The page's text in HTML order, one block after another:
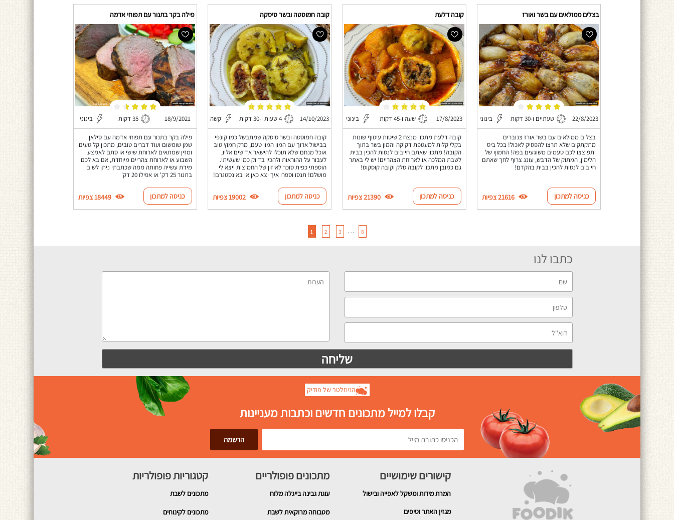
בצלים ממולאים עם בשר ואורז
22/8/2023 שעתיים ו-30 דקות בינוני
בצלים ממולאים עם בשר אורז צנוברים
מתקתקים שלא תרצו להפסיק לאכול! בכל ביס
יתפוצצו לכם טעמים משוגעים בפה! החמוץ של
הלימון, המתוק של הדבש, עונג צרוף לחך שאתם
חייבים לנסות להכין בבית בהקדם!
כניסה למתכון 21616 צפיות
קובה דלעת
17/8/2023 שעה ו-45 דקות בינוני
קובה דלעת מתכון מנצח 2 שיטות עיטוף שונות
בקלי קלות למעטפת דקיקה והמון בשר בתוך
הקובה! מתכון שאתם חייבים לנסות להכין בבית
לשבת המלכה או לארוחת הצהריים! יש לי באתר
גם כמובן מתכון לקובה סלק וקובה קוסקוס!
כניסה למתכון 21390 צפיות
קובה חמוסטה ובשר סיסקה
14/10/2023 4 שעות ו-30 דקות קשה
קובה חמוסטה ובשר סיסקה שמתבשל כמו קונפי
בבישול ארוך עם המון המון טעם, מרק חמוץ טוב
אוכל מנחם שלא תוכלו להישאר אדישים אליו,
לעבור על ההוראות ולהכין בדיוק כמו שעשיתי.
הוספתי כפית סוכר לאיזון של החמיצות ויצא לי
מושלם! תנסו וספרו איך יצא כאן או באינסטגרם!
כניסה למתכון 19002 צפיות
פילה בקר בתנור עם תפוחי אדמה
18/9/2021 35 דקות בינוני
פילה בקר בתנור עם תפוחי אדמה עם סילאן
שמן שומשום ועוד דברים טובים, מתכון קל טעים
ומזין שמתאים לארוחת שישי או סתם לאמצע
השבוע או לארוחת צהריים מיוחדת, אם בא לכם
מידת עשייה פחותה ממה שכתבתי ניתן לשים
בתנור 25 דק' או אפילו 20 דק'
כניסה למתכון 18449 צפיות
1 2 3 … 8
כתבו לנו
הניוזלטר של פודיק
קבלו למייל מתכונים חדשים וכתבות מעניינות
קישורים שימושיים
המרת מידות ומשקל לאפייה ובישול
מגזין האתר וטיפים
מתכונים פופולריים
עוגת גבינה בייגלה מלוח
מטבוחה מרוקאית לשבת
קטגוריות פופולריות
מתכונים לשבת
מתכונים לקינוחים